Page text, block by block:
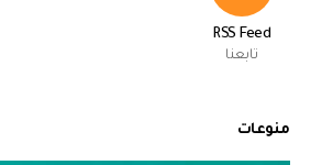
RSS Feed
تابعنا
منوعات